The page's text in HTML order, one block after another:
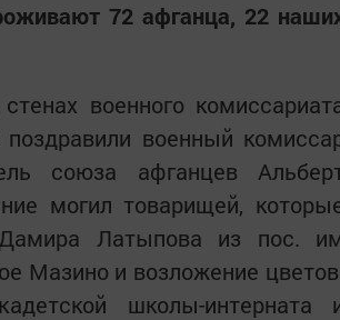
72 афганца, 22
военного
военный
союза афганцев
могил товарищей,
Латыпова из пос.
Мазино и возложение
школы-интерната